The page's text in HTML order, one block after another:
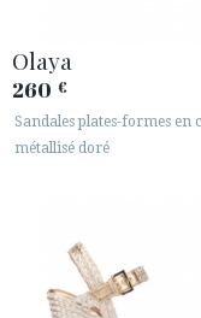
Olaya
260 €
Sandales plates-formes en
métallisé doré